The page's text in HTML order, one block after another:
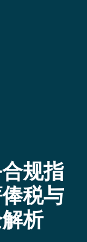
规指
税与
析